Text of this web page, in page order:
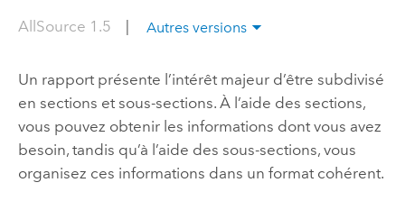
AllSource 1.5 Autres versions
Un rapport présente l’intérêt majeur d’être subdivisé
en sections et sous-sections. À l’aide des sections,
vous pouvez obtenir les informations dont vous avez
besoin, tandis qu’à l’aide des sous-sections, vous
organisez ces informations dans un format cohérent.